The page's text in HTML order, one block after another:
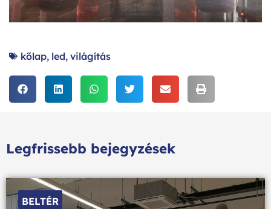
kőlap, led, világítás
Legfrissebb bejegyzések
BELTÉR